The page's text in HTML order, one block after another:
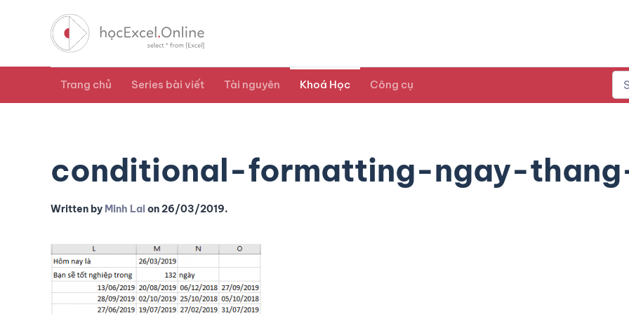
Trang chủ Series bài viết Tài nguyên Khoá Học Công cụ
conditional-formatting-ngay-
Written by Minh Laion26/03/2019.